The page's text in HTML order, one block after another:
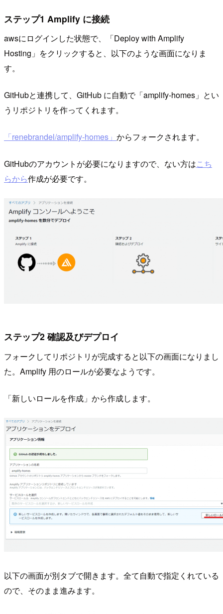
ステップ1 Amplify に接続
awsにログインした状態で、「Deploy with Amplify
Hosting」をクリックすると、以下のような画面になりま
す。
GitHubと連携して、GitHub に自動で「amplify-homes」とい
うリポジトリを作ってくれます。
「renebrandel/amplify-homes」 からフォークされます。
GitHubのアカウントが必要になりますので、ない方はこち
らから作成が必要です。
ステップ2 確認及びデプロイ
フォークしてリポジトリが完成すると以下の画面になりまし
た。Amplify 用のロールが必要なようです。
「新しいロールを作成」から作成します。
以下の画面が別タブで開きます。全て自動で指定くれている
ので、そのまま進みます。